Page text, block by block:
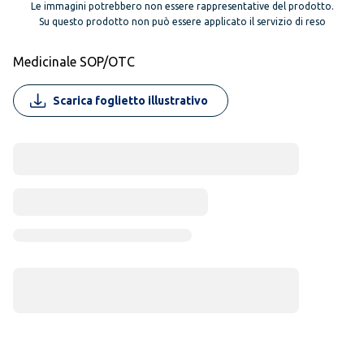
Le immagini potrebbero non essere rappresentative del prodotto.
Su questo prodotto non può essere applicato il servizio di reso
Medicinale SOP/OTC
Scarica foglietto illustrativo